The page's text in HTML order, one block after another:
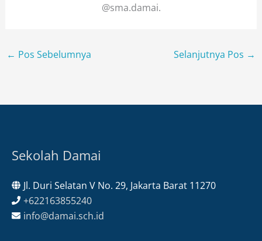
@sma.damai.
← Pos Sebelumnya Selanjutnya Pos →
Sekolah Damai
Jl. Duri Selatan V No. 29, Jakarta Barat 11270
+622163855240
info@damai.sch.id